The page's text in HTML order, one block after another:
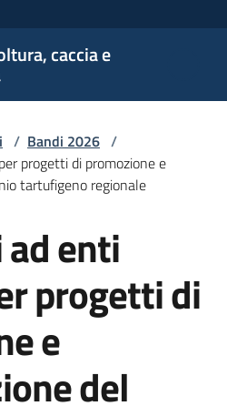
caccia e
/ Bandi 2026 /
progetti di promozione e
tartufigeno regionale
enti
progetti di
e
del